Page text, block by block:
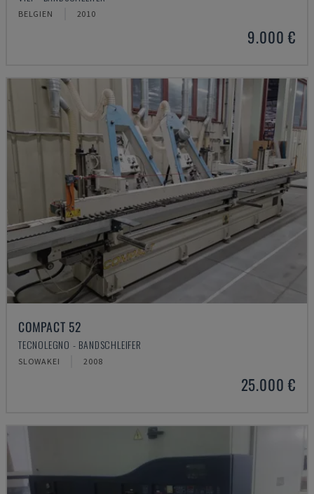
BELGIEN 2010
9.000 €
COMPACT 52
TECNOLEGNO - BANDSCHLEIFER
SLOWAKEI 2008
25.000 €